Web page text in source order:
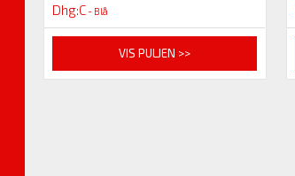
Dhg:C- Blå
VIS PULJEN >>